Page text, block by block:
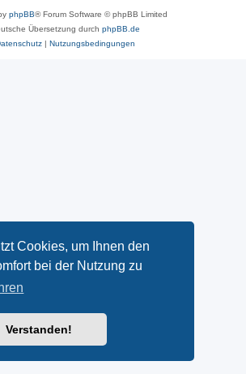
Cookies, um Ihnen den
bei der Nutzung zu
Verstanden!
phpBB® Forum Software © phpBB Limited
Übersetzung durch phpBB.de
| Nutzungsbedingungen